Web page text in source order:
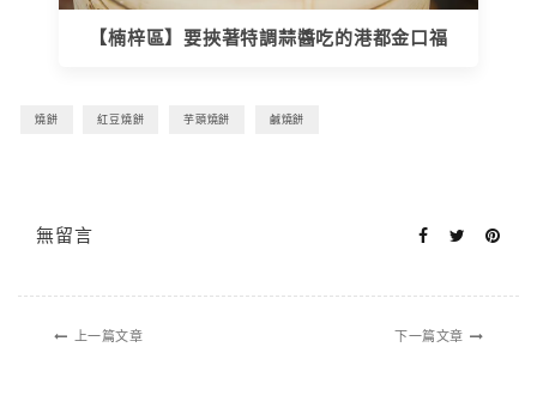
【楠梓區】要挾著特調蒜醬吃的港都金口福
燒餅 紅豆燒餅 芋頭燒餅 鹹燒餅
無留言
上一篇文章 下一篇文章